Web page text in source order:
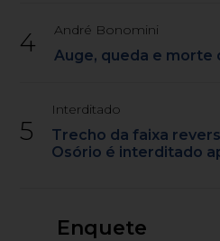
4 André Bonomini
Auge, queda e morte
5
Interditado
Trecho da faixa
Osório é interditado
Enquete